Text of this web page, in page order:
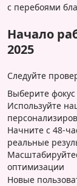
с перебоями
Начало
2025
Следуйте
Выберите фокус
Используйте
Начните с 48-
реальные
оптимизации
Новые